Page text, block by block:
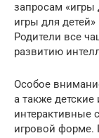
запросам «игры
игры для
Родители все
развитию
Особое
а также
интерактивные
игровой форме.